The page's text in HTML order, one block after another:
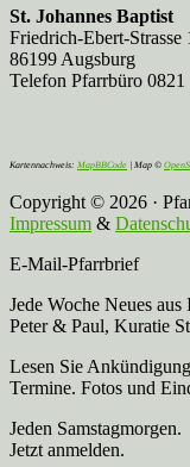
St. Johannes Baptist
Friedrich-Ebert-Strasse
86199 Augsburg
Telefon Pfarrbüro 0821
Kartennachweis: MapBBCode | Map ©
Copyright © 2026 ·
Impressum &
E-Mail-Pfarrbrief
Jede Woche Neues
Peter & Paul, Kuratie
Lesen Sie
Termine. Fotos und
Jeden Samstagmorgen.
Jetzt anmelden.